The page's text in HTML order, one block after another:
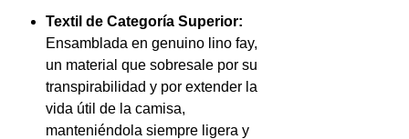
Textil de Categoría Superior:
Ensamblada en genuino lino fay,
un material que sobresale por su
transpirabilidad y por extender la
vida útil de la camisa,
manteniéndola siempre ligera y